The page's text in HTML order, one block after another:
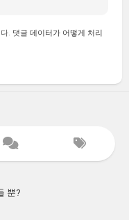
. 댓글 데이터가 어떻게 처리
뿐?